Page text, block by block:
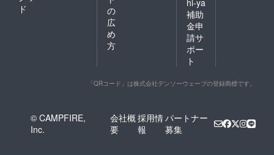
ド
の
広
め
方
補助
金申
請サ
ポー
ト
「QRコード」は株式会社デンソーウェーブの登録商標です。
© CAMPFIRE,
Inc.
会社概
要
採用情
報
パートナー
募集